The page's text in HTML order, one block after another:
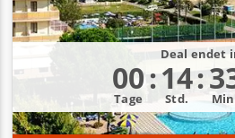
Urlaubsgutscheinen!
l
s
Deal endet
00
Tage
:14
Std.
: